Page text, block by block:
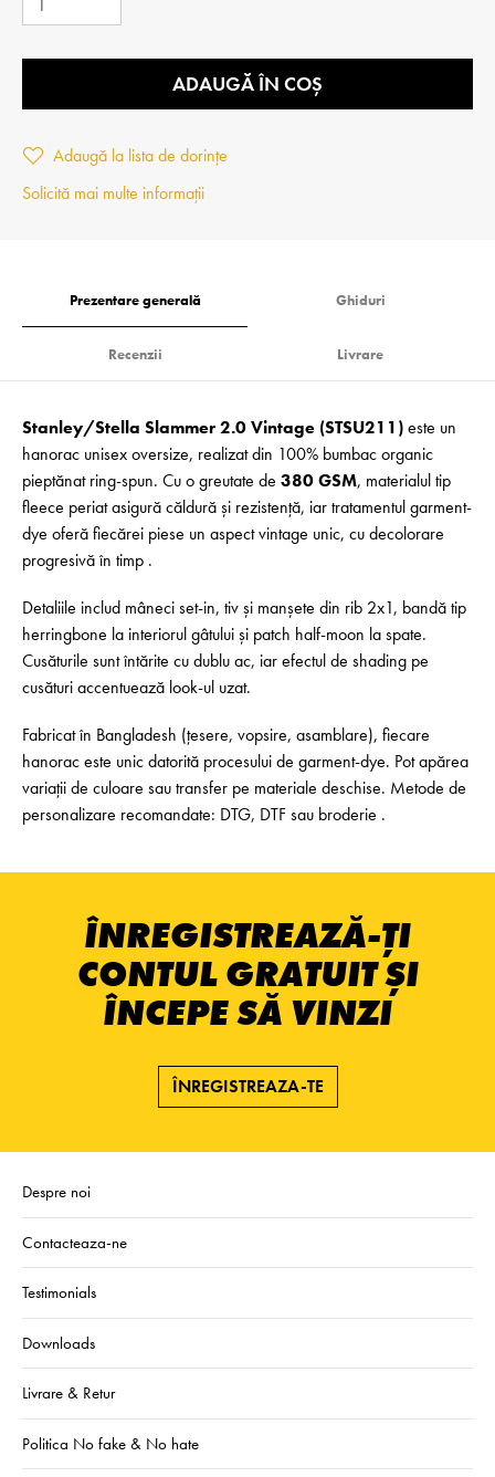
ADAUGĂ ÎN COȘ
Adaugă la lista de dorințe
Solicită mai multe informații
Prezentare generală Ghiduri
Recenzii Livrare
Stanley/Stella Slammer 2.0 Vintage (STSU211)este un
hanorac unisex oversize, realizat din 100% bumbac organic
pieptănat ring-spun. Cu o greutate de 380 GSM, materialul tip
fleece periat asigură căldură și rezistență, iar tratamentul garment-
dye oferă fiecărei piese un aspect vintage unic, cu decolorare
progresivă în timp .
Detaliile includ mâneci set-in, tiv și manșete din rib 2x1, bandă tip
herringbone la interiorul gâtului și patch half-moon la spate.
Cusăturile sunt întărite cu dublu ac, iar efectul de shading pe
cusături accentuează look-ul uzat.
Fabricat în Bangladesh (țesere, vopsire, asamblare), fiecare
hanorac este unic datorită procesului de garment-dye. Pot apărea
variații de culoare sau transfer pe materiale deschise. Metode de
personalizare recomandate: DTG, DTF sau broderie .
ÎNREGISTREAZĂ-ȚI
CONTUL GRATUIT ȘI
ÎNCEPE SĂ VINZI
ÎNREGISTREAZA-TE
Despre noi
Contacteaza-ne
Testimonials
Downloads
Livrare & Retur
Politica No fake & No hate